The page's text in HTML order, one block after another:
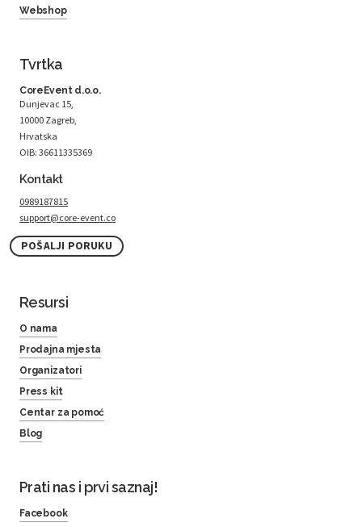
Webshop
Tvrtka
CoreEvent d.o.o.
Dunjevac 15,
10000 Zagreb,
Hrvatska
OIB: 36611335369
Kontakt
0989187815
support@core-event.co
POŠALJI PORUKU
Resursi
O nama
Prodajna mjesta
Organizatori
Press kit
Centar za pomoć
Blog
Prati nas i prvi saznaj!
Facebook